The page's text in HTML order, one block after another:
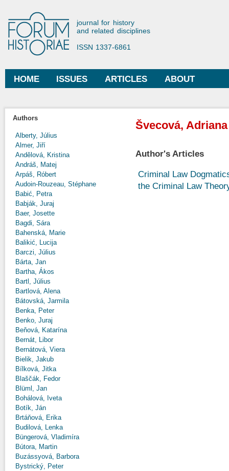
Forum Historiae
journal for history
and related disciplines
ISSN 1337-6861
Main menu
HOME ISSUES ARTICLES ABOUT
Authors
Alberty, Július
Almer, Jiří
Andělová, Kristina
Andráš, Matej
Arpáš, Róbert
Audoin-Rouzeau, Stéphane
Babić, Petra
Babják, Juraj
Baer, Josette
Bagdi, Sára
Bahenská, Marie
Balikić, Lucija
Barczi, Július
Bárta, Jan
Bartha, Ákos
Bartl, Július
Bartlová, Alena
Bátovská, Jarmila
Benka, Peter
Benko, Juraj
Beňová, Katarína
Bernát, Libor
Bernátová, Viera
Bielik, Jakub
Bílková, Jitka
Blaščák, Fedor
Blüml, Jan
Bohálová, Iveta
Botík, Ján
Brtáňová, Erika
Budilová, Lenka
Büngerová, Vladimíra
Bútora, Martin
Buzássyová, Barbora
Bystrický, Peter
Švecová, Adriana
Author's Articles
Criminal Law
the Criminal Law